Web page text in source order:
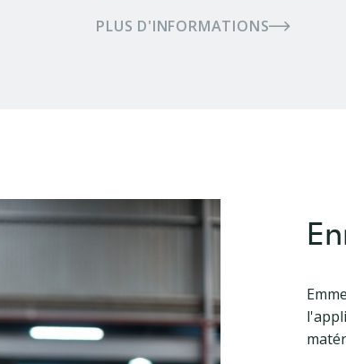
PLUS D'INFORMATIONS